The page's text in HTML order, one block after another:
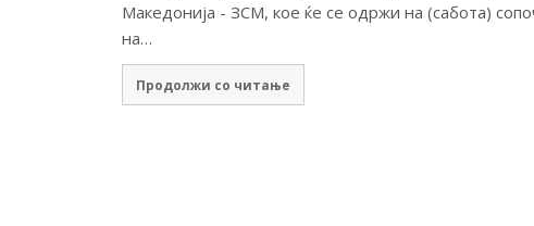
Македонија - ЗСМ, кое ќе се одржи на (сабота)
на…
Продолжи со читање